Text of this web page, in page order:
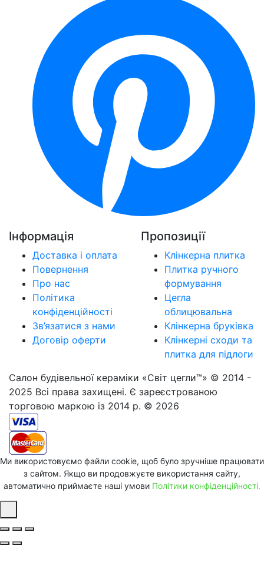
Інформація
Доставка і оплата
Повернення
Про нас
Політика
конфіденційності
Зв’язатися з нами
Договір оферти
Пропозиції
Клінкерна плитка
Плитка ручного
формування
Цегла
облицювальна
Клінкерна бруківка
Клінкерні сходи та
плитка для підлоги
Салон будівельної кераміки «Світ цегли™» © 2014 -
2025 Всі права захищені. Є зареєстрованою
торговою маркою із 2014 р. © 2026
Ми використовуємо файли cookie, щоб було зручніше працювати
з сайтом. Якщо ви продовжуєте використання сайту,
автоматично приймаєте наші умови Політики конфіденційності.